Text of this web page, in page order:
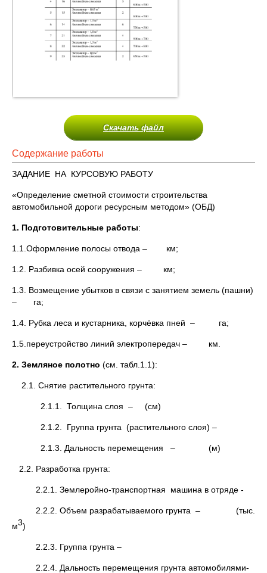
Скачать файл
Содержание работы
ЗАДАНИЕ НА КУРСОВУЮ РАБОТУ
«Определение сметной стоимости строительства
автомобильной дороги ресурсным методом» (ОБД)
1. Подготовительные работы:
1.1.Оформление полосы отвода – км;
1.2. Разбивка осей сооружения – км;
1.3. Возмещение убытков в связи с занятием земель (пашни)
– га;
1.4. Рубка леса и кустарника, корчёвка пней – га;
1.5.переустройство линий электропередач – км.
2. Земляное полотно (см. табл.1.1):
2.1. Снятие растительного грунта:
2.1.1. Толщина слоя – (см)
2.1.2. Группа грунта (растительного слоя) –
2.1.3. Дальность перемещения – (м)
2.2. Разработка грунта:
2.2.1. Землеройно-транспортная машина в отряде -
2.2.2. Объем разрабатываемого грунта – (тыс.
м3)
2.2.3. Группа грунта –
2.2.4. Дальность перемещения грунта автомобилями-